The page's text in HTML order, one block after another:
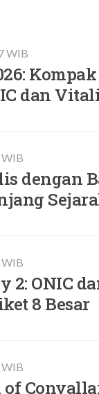
WIB
Kompak
dan
WIB
dengan
WIB
2: ONIC
8 Besar
WIB
of